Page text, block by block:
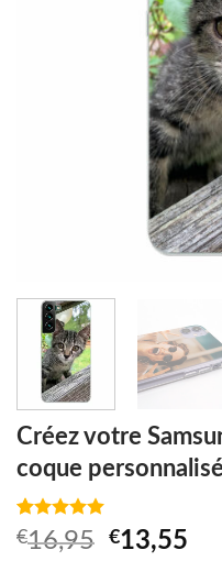
Créez votre
coque
Noté 5.00
sur 5 basé
1
€16,95 Original
€13,55